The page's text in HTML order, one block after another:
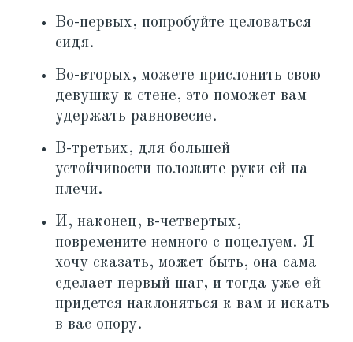
Во-первых, попробуйте целоваться
сидя.
Во-вторых, можете прислонить свою
девушку к стене, это поможет вам
удержать равновесие.
В-третьих, для большей
устойчивости положите руки ей на
плечи.
И, наконец, в-четвертых,
повремените немного с поцелуем. Я
хочу сказать, может быть, она сама
сделает первый шаг, и тогда уже ей
придется наклоняться к вам и искать
в вас опору.